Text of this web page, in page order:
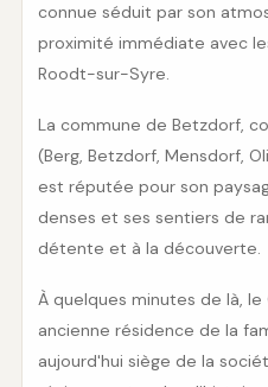
connue séduit par son
proximité immédiate avec
Roodt-sur-Syre.
La commune de Betzdorf,
(Berg, Betzdorf, Mensdorf,
est réputée pour son
denses et ses sentiers de
détente et à la découverte.
À quelques minutes de là,
ancienne résidence de la
aujourd'hui siège de la